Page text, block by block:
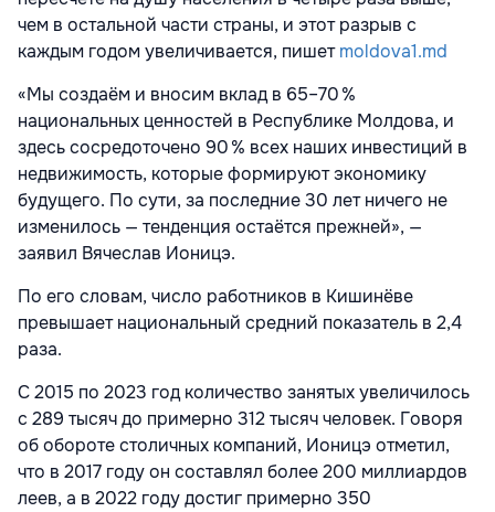
чем в остальной части страны, и этот разрыв с
каждым годом увеличивается, пишетmoldova1.md
«Мы создаём и вносим вклад в 65–70 %
национальных ценностей в Республике Молдова, и
здесь сосредоточено 90 % всех наших инвестиций в
недвижимость, которые формируют экономику
будущего. По сути, за последние 30 лет ничего не
изменилось — тенденция остаётся прежней», —
заявил Вячеслав Ионицэ.
По его словам, число работников в Кишинёве
превышает национальный средний показатель в 2,4
раза.
С 2015 по 2023 год количество занятых увеличилось
с 289 тысяч до примерно 312 тысяч человек. Говоря
об обороте столичных компаний, Ионицэ отметил,
что в 2017 году он составлял более 200 миллиардов
леев, а в 2022 году достиг примерно 350